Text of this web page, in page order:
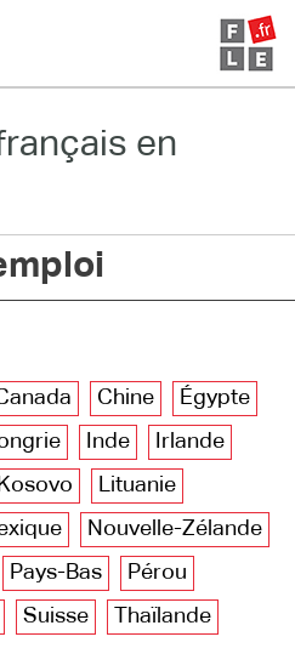
en
Chine
Égypte
Inde
Irlande
Kosovo
Lituanie
Nouvelle-Zélande
Pays-Bas
Pérou
Suisse
Thaïlande